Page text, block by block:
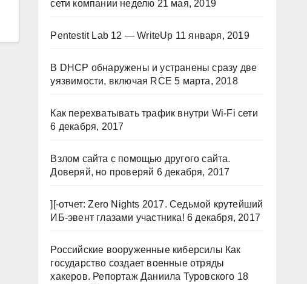
сети компании неделю 21 мая, 2019
Pentestit Lab 12 — WriteUp 11 января, 2019
В DHCP обнаружены и устранены сразу две
уязвимости, включая RCE 5 марта, 2018
Как перехватывать трафик внутри Wi-Fi сети
6 декабря, 2017
Взлом сайта с помощью другого сайта.
Доверяй, но проверяй 6 декабря, 2017
][-отчет: Zero Nights 2017. Седьмой крутейший
ИБ-эвент глазами участника! 6 декабря, 2017
Российские вооруженные киберсилы Как
государство создает военные отряды
хакеров. Репортаж Даниила Туровского 18